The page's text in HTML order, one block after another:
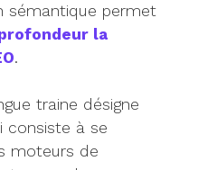
sémantique permet
la
.
traine désigne
consiste à se
moteurs de